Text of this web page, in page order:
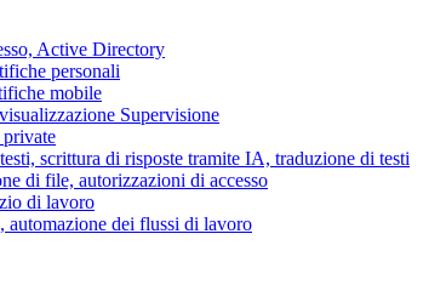
Active Directory
personali
mobile
Supervisione
scrittura di risposte tramite IA, traduzione di testi
di file, autorizzazioni di accesso
di lavoro
automazione dei flussi di lavoro